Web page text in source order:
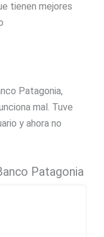
tienen mejores
Patagonia,
mal. Tuve
y ahora no
Patagonia